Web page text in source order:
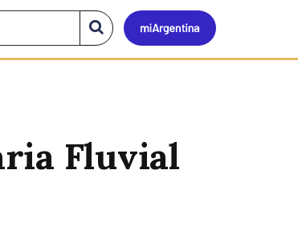
Mi
Buscar
en
el
Fluvial